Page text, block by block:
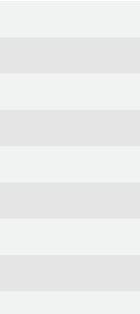
em vendas e e-
à frente da Go